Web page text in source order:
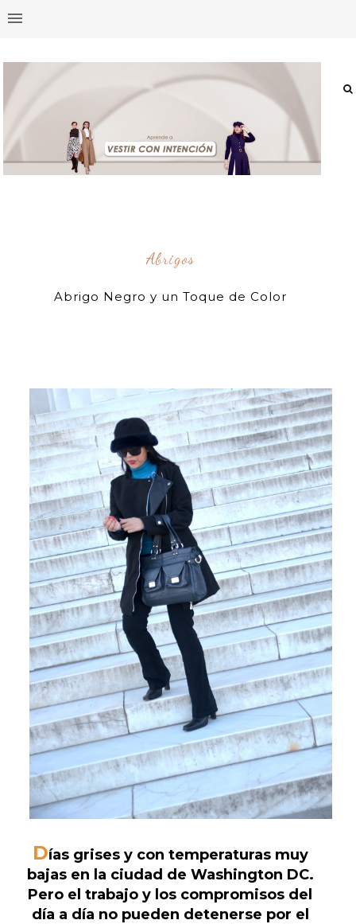
Abrigos
Abrigo Negro y un Toque de Color
Días grises y con temperaturas muy
bajas en la ciudad de Washington DC.
Pero el trabajo y los compromisos del
día a día no pueden detenerse por el